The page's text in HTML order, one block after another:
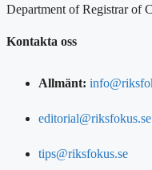
Department of Registrar of
Kontakta oss
Allmänt:
editorial@riksfokus.se
tips@riksfokus.se